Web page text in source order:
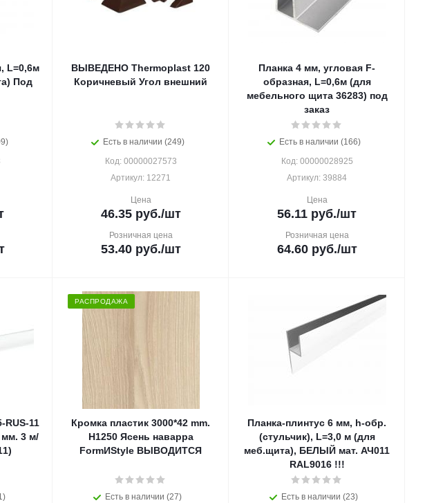
L=0,6м
Под
ВЫВЕДЕНО Thermoplast 120
Коричневый Угол внешний
Есть в наличии (249)
Код: 00000027573
Артикул: 12271
Цена
46.35руб./шт
Розничная цена
53.40руб./шт
Планка 4 мм, угловая F-
образная, L=0,6м (для
мебельного щита 36283) под
заказ
Есть в наличии (166)
Код: 00000028925
Артикул: 39884
Цена
56.11 руб./шт
Розничная цена
64.60руб./шт
RUS-11
3 м/
РАСПРОДАЖА
Кромка пластик 3000*42 mm.
Н1250 Ясень наварра
FormИStyle ВЫВОДИТСЯ
Есть в наличии (27)
Планка-плинтус 6 мм, h-обр.
(стульчик), L=3,0 м (для
меб.щита), БЕЛЫЙ мат. АЧ011
RAL9016 !!!
Есть в наличии (23)